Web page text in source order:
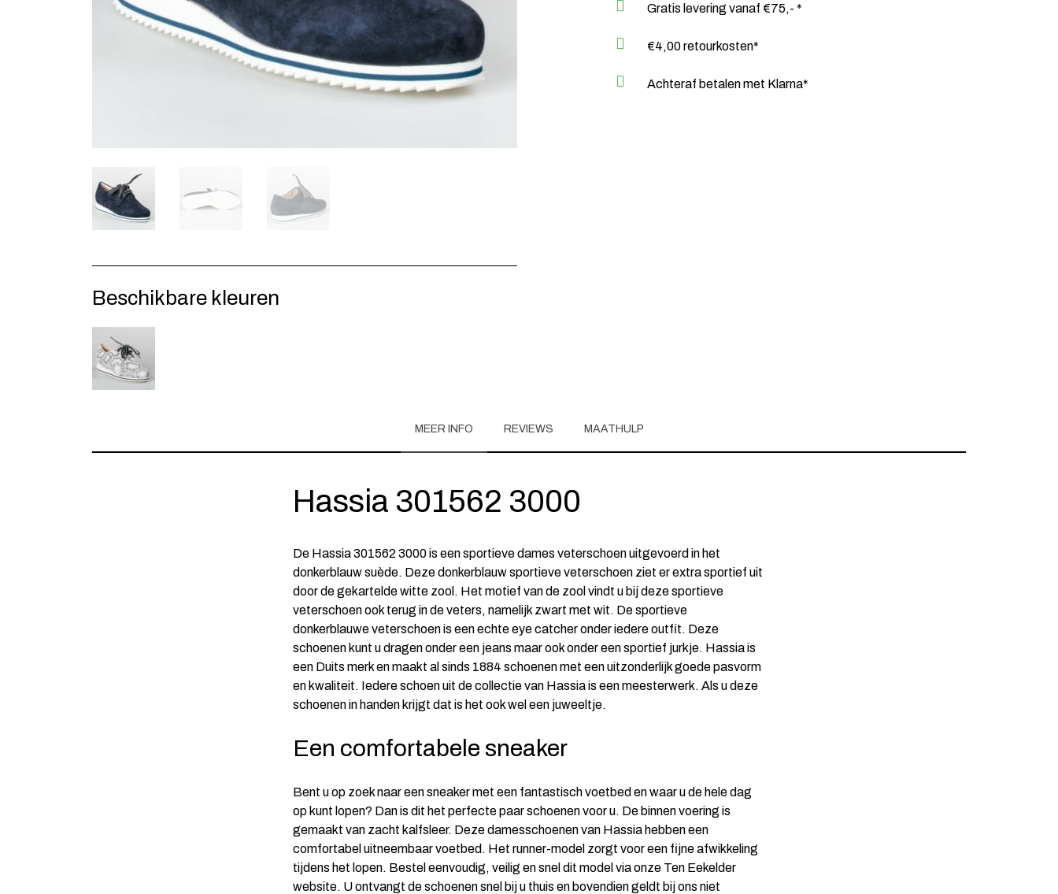
Beschikbare kleuren
Gratis levering vanaf €75,- *
€4,00 retourkosten*
Achteraf betalen met Klarna*
MEER INFO REVIEWS MAATHULP
Hassia 301562 3000
De Hassia 301562 3000 is een sportieve dames veterschoen uitgevoerd in het
donkerblauw suède. Deze donkerblauw sportieve veterschoen ziet er extra sportief uit
door de gekartelde witte zool. Het motief van de zool vindt u bij deze sportieve
veterschoen ook terug in de veters, namelijk zwart met wit. De sportieve
donkerblauwe veterschoen is een echte eye catcher onder iedere outfit. Deze
schoenen kunt u dragen onder een jeans maar ook onder een sportief jurkje. Hassia is
een Duits merk en maakt al sinds 1884 schoenen met een uitzonderlijk goede pasvorm
en kwaliteit. Iedere schoen uit de collectie van Hassia is een meesterwerk. Als u deze
schoenen in handen krijgt dat is het ook wel een juweeltje.
Een comfortabele sneaker
Bent u op zoek naar een sneaker met een fantastisch voetbed en waar u de hele dag
op kunt lopen? Dan is dit het perfecte paar schoenen voor u. De binnen voering is
gemaakt van zacht kalfsleer. Deze damesschoenen van Hassia hebben een
comfortabel uitneembaar voetbed. Het runner-model zorgt voor een fijne afwikkeling
tijdens het lopen. Bestel eenvoudig, veilig en snel dit model via onze Ten Eekelder
website. U ontvangt de schoenen snel bij u thuis en bovendien geldt bij ons niet